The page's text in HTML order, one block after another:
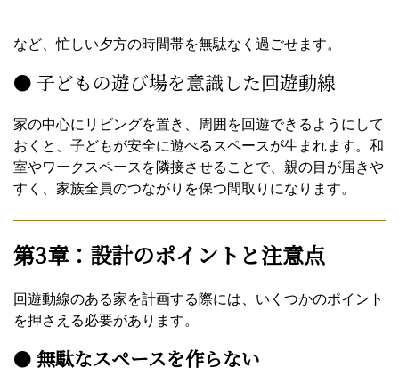
など、忙しい夕方の時間帯を無駄なく過ごせます。
● 子どもの遊び場を意識した回遊動線
家の中心にリビングを置き、周囲を回遊できるようにして
おくと、子どもが安全に遊べるスペースが生まれます。和
室やワークスペースを隣接させることで、親の目が届きや
すく、家族全員のつながりを保つ間取りになります。
第3章：設計のポイントと注意点
回遊動線のある家を計画する際には、いくつかのポイント
を押さえる必要があります。
● 無駄なスペースを作らない